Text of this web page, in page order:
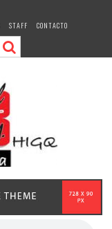
STAFF CONTACTO